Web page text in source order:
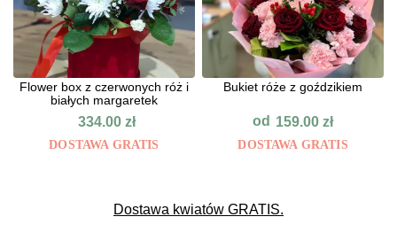
Flower box z czerwonych róż i
białych margaretek
334.00 zł
DOSTAWA GRATIS
Bukiet róże z goździkiem
od 159.00zł
DOSTAWA GRATIS
Dostawa kwiatów GRATIS.